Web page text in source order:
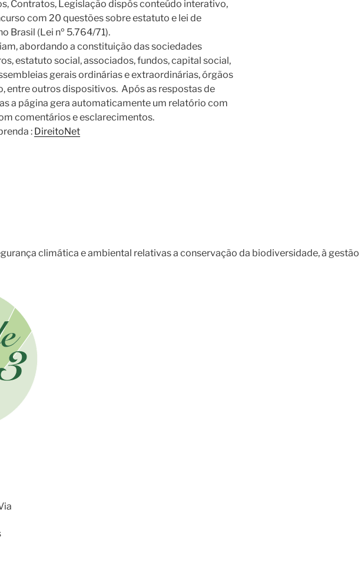
Contratos, Legislação dispôs conteúdo interativo,
com 20 questões sobre estatuto e lei de
Brasil (Lei nº 5.764/71).
abordando a constituição das sociedades
estatuto social, associados, fundos, capital social,
gerais ordinárias e extraordinárias, órgãos
entre outros dispositivos. Após as respostas de
a página gera automaticamente um relatório com
comentários e esclarecimentos.
: DireitoNet
climática e ambiental relativas a conservação da biodiversidade, à gestão